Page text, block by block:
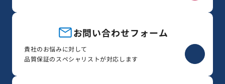
お問い合わせフォーム
貴社のお悩みに対して
品質保証のスペシャリストが対応します